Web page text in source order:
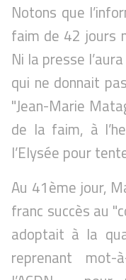
Notons que
faim de 42 jours
Ni la presse
qui ne donnait
"Jean-Marie
de la faim, à
l’Elysée pour
Au 41ème jour,
franc succès au
adoptait à la
reprenant